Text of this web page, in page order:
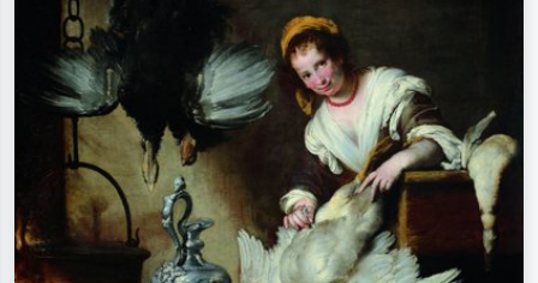
Sternennacht, Impressionismus, Welle
Hokusai, Akt.
Ölgemälde, Stehender Akt neben einem